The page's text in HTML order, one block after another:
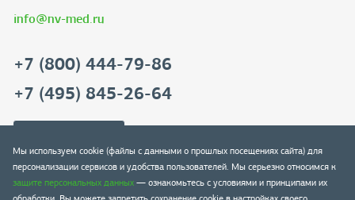
info@nv-med.ru
+7 (800) 444-79-86
+7 (495) 845-26-64
Мы используем cookie (файлы с данными о прошлых посещениях сайта) для
персонализации сервисов и удобства пользователей. Мы серьезно относимся к
защите персональных данных— ознакомьтесь с условиями и принципами их